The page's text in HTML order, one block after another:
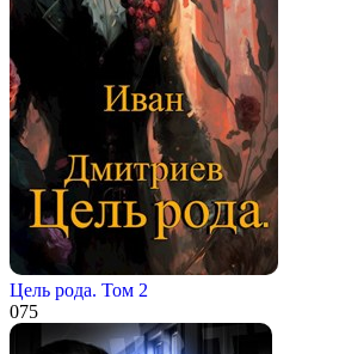
Цель рода. Том 2
075